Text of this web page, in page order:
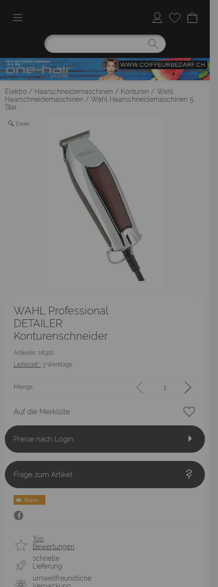
Elektro / Haarschneidemaschinen / Konturen / Wahl
Haarschneidemaschinen / Wahl Haarschneidemaschinen 5
Star
Zoom
WAHL Professional
DETAILER
Konturenschneider
Artikelnr.: 18320
Lieferzeit*: 3 Werktage
Menge:
Auf die Merkliste
Preise nach Login
Frage zum Artikel
Top
Bewertungen
schnelle
Lieferung
umweltfreundliche